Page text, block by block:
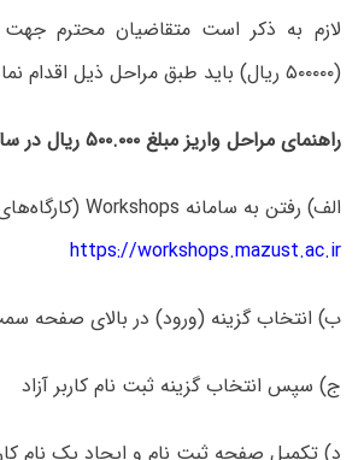
لازم به ذکر است متقاضیان محترم
(۵۰۰۰۰۰ ریال) باید طبق مراحل ذیل اقدام نمایند.
راهنمای مراحل واریز مبلغ ۵۰۰.۰۰۰ ریال در سامانه Workshops
الف) رفتن به سامانه Workshops (کارگاه‌های آموزشی) به آدرس:
https://workshops.mazust.ac.ir
ب) انتخاب گزینه (ورود) در بالای صفحه
ج) سپس انتخاب گزینه ثبت نام کاربر آزاد
د) تکمیل صفحه ثبت نام و ایجاد یک نام